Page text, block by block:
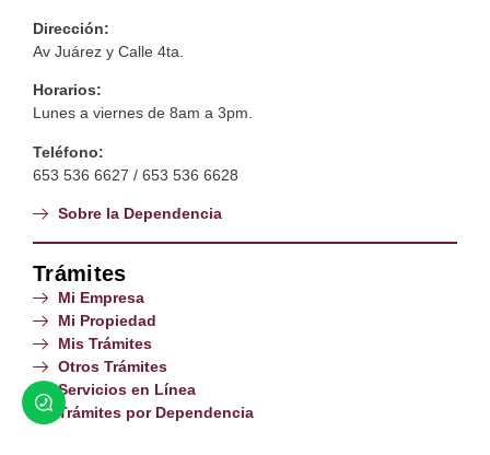
Dirección:
Av Juárez y Calle 4ta.
Horarios:
Lunes a viernes de 8am a 3pm.
Teléfono:
653 536 6627 / 653 536 6628
Sobre la Dependencia
Trámites
Mi Empresa
Mi Propiedad
Mis Trámites
Otros Trámites
Servicios en Línea
Trámites por Dependencia